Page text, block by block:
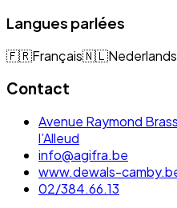
Langues parlées
🇫🇷Français🇳🇱Nederlands
Contact
Avenue Raymond
l’Alleud
info@agifra.be
www.dewals-
02/384.66.13